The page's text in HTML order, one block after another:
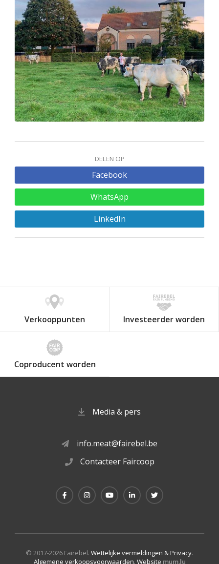
DELEN OP
Facebook
WhatsApp
LinkedIn
Verkooppunten Investeerder worden
Coproducent worden
Media & pers
info.meat@fairebel.be
Contacteer Faircoop
© 2017-2026 Fairebel. Wettelijke vermeldingen & Privacy.
Algemene verkoopsvoorwaarden. Website mum.lu